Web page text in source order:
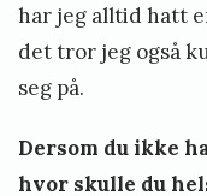
har jeg alltid hatt
det tror jeg også
seg på.
Dersom du ikke
hvor skulle du